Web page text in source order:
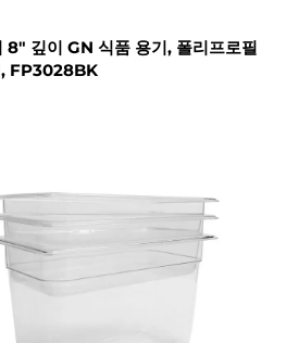
8" 깊이 GN 식품 용기, 폴리프로필
, FP3028BK